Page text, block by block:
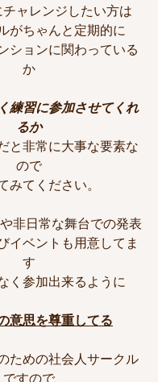
ャレンジしたい方は
がちゃんと定期的に
ションに関わっている
か
練習に参加させてくれ
るか
と非常に大事な要素な
ので
みてください。
非日常な舞台での発表
イベントも用意してま
す
く参加出来るように
意思を尊重してる
ための社会人サークル
ですので